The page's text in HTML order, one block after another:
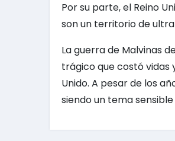
Por su parte, el Reino
son un territorio de
La guerra de Malvinas
trágico que costó vidas
Unido. A pesar de los
siendo un tema